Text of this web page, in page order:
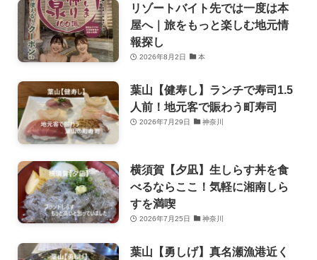
リゾートバイト先では一度は本
屋へ｜旅をもっと楽しむ地元情
報探し
2026年8月2日 本
葉山【健寿し】ランチで寿司1.5
人前！地元客で賑わう町寿司
2026年7月29日 神奈川
横須賀【夕凪】生しらす丼を食
べるならここ！気軽に湘南しら
すを満喫
2026年7月25日 神奈川
葉山【勇しげ】真名瀬漁港近く